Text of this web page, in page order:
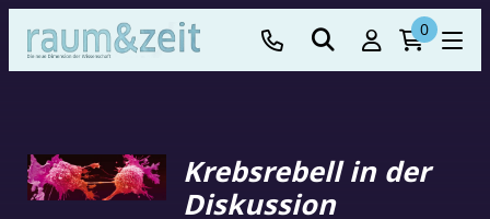
0
Krebsrebell in der
Diskussion